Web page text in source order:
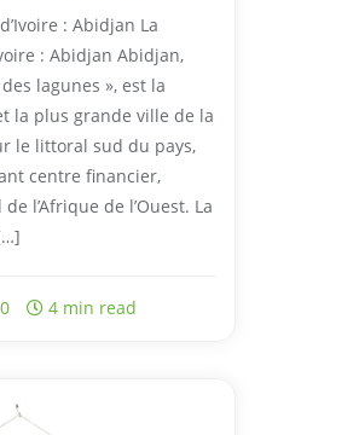
: Abidjan La
: Abidjan Abidjan,
lagunes », est la
la plus grande ville de la
le littoral sud du pays,
centre financier,
l’Afrique de l’Ouest. La
0 4 min read